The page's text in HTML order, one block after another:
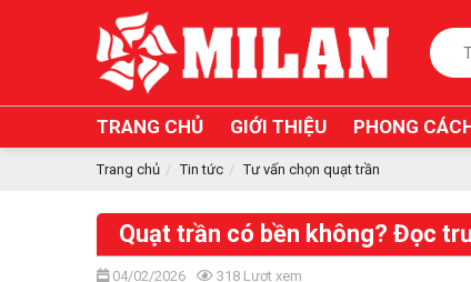
TRANG CHỦ GIỚI THIỆU PHONG
Trang chủ Tin tức Tư vấn chọn quạt trần
Quạt trần có bền không? Đọc
04/02/2026 318 Lượt xem